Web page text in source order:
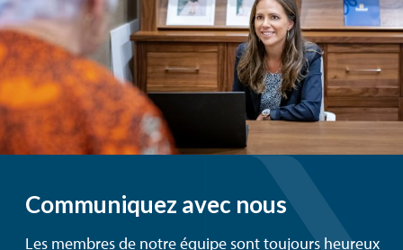
Communiquez avec nous
Les membres de notre équipe sont toujours heureux